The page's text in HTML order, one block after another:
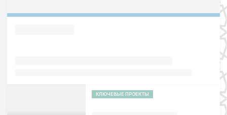
КЛЮЧЕВЫЕ ПРОЕКТЫ